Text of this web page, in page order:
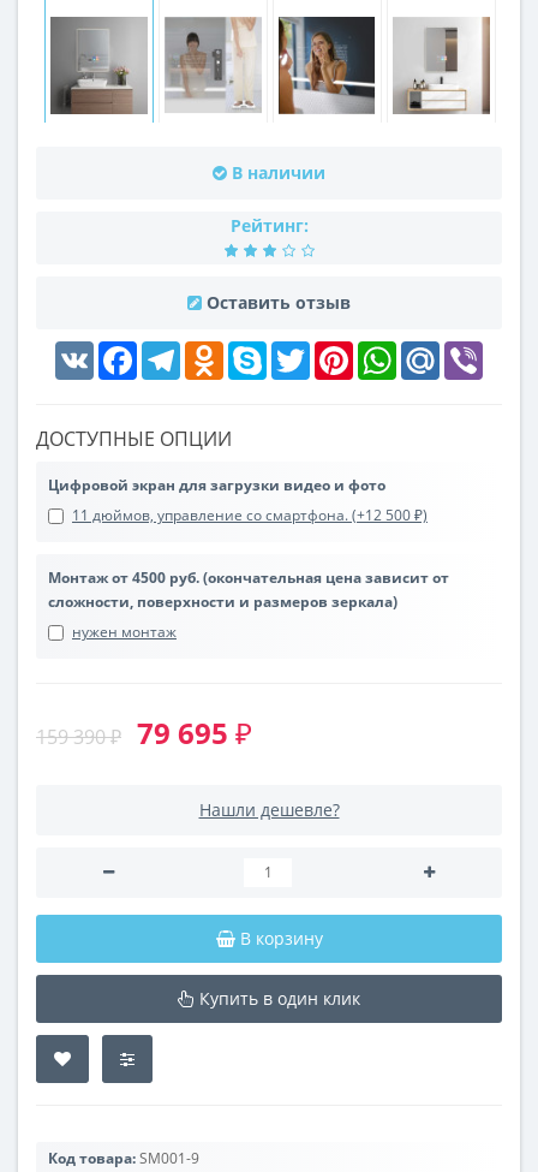
В наличии
Рейтинг:
Оставить отзыв
VK FacebookTelegramOdnoklassniki
Skype Twitter PinterestWhatsAppMail.Ru
ДОСТУПНЫЕ ОПЦИИ
Цифровой экран для загрузки видео и фото
11 дюймов, управление со смартфона. (+12 500 ₽)
Монтаж от 4500 руб. (окончательная цена зависит от
сложности, поверхности и размеров зеркала)
нужен монтаж
159 390 ₽ 79 695 ₽
Нашли дешевле?
В корзину
Купить в один клик
Код товара:SM001-9